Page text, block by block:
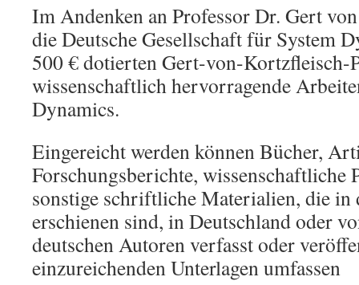
Im Andenken an Professor Dr. Gert
die Deutsche Gesellschaft für System
500 € dotierten Gert-von-Kortzfleisch-
wissenschaftlich hervorragende
Dynamics.
Eingereicht werden können Bücher,
Forschungsberichte, wissenschaftliche
sonstige schriftliche Materialien, die in
erschienen sind, in Deutschland oder
deutschen Autoren verfasst oder
einzureichenden Unterlagen umfassen